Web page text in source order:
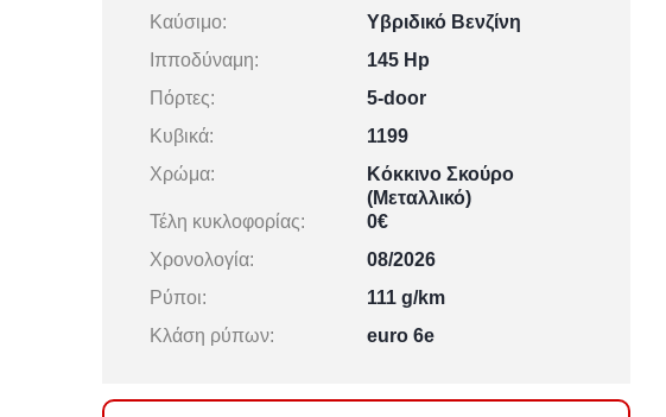
Καύσιμο:
Υβριδικό Βενζίνη
Ιπποδύναμη:
145 Hp
Πόρτες:
5-door
Κυβικά:
1199
Χρώμα:
Κόκκινο Σκούρο
(Μεταλλικό)
Τέλη κυκλοφορίας:
0€
Χρονολογία:
08/2026
Ρύποι:
111 g/km
Κλάση ρύπων:
euro 6e